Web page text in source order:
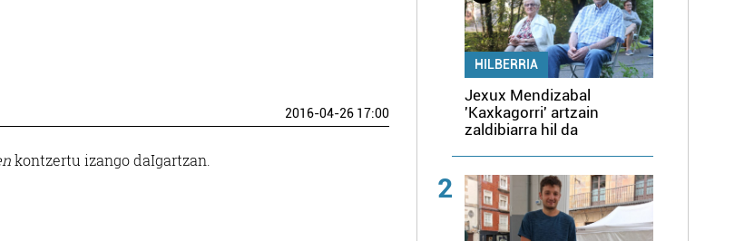
2016-04-26 17:00
kontzertu izango daIgartzan.
HILBERRIA
Jexux Mendizabal
'Kaxkagorri' artzain
zaldibiarra hil da
2